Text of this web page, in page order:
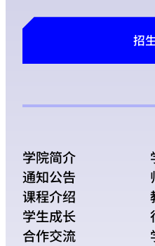
招
学院简介
通知公告
课程介绍
学生成长
合作交流